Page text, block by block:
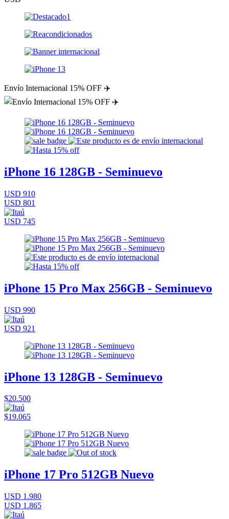
Envío Internacional 15% OFF ✈️
iPhone 16 128GB - Seminuevo
USD 910
USD 801
USD 745
iPhone 15 Pro Max 256GB - Seminuevo
USD 990
USD 921
iPhone 13 128GB - Seminuevo
$20.500
$19.065
iPhone 17 Pro 512GB Nuevo
USD 1.980
USD 1.865